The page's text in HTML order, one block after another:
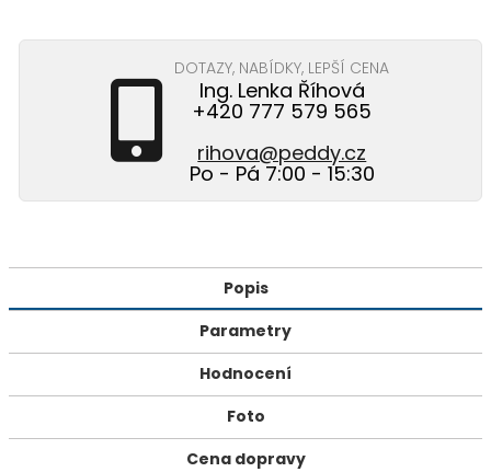
DOTAZY, NABÍDKY, LEPŠÍ CENA
Ing. Lenka Říhová
+420 777 579 565
rihova@peddy.cz
Po - Pá 7:00 - 15:30
Popis
Parametry
Hodnocení
Foto
Cena dopravy